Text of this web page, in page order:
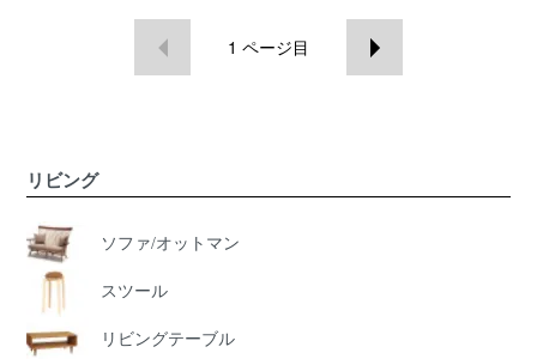
1 ページ目
リビング
ソファ/オットマン
スツール
リビングテーブル